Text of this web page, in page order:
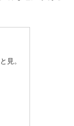
見。